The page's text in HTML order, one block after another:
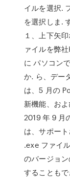
イルを選択.
を選択しま.
１、上下矢
ァイルを弊
に パソコン
か. ら、デー
は、5 月の
新機能、お
2019 年 9 月
は、サポー
.exe ファイ
のバージョ
することも